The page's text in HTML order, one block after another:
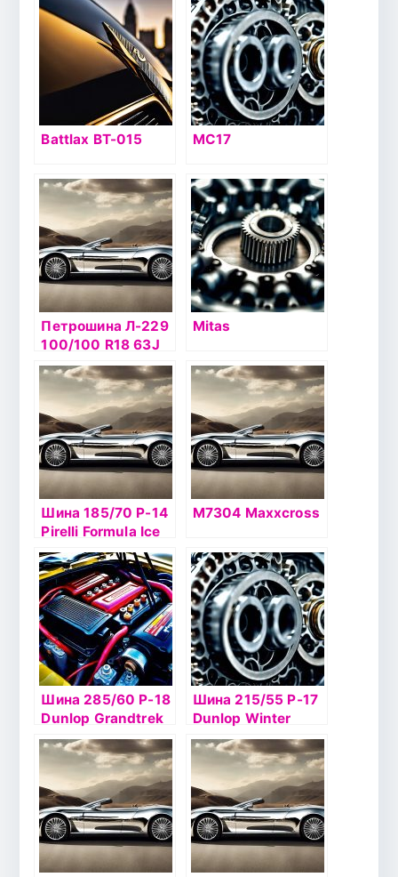
Battlax BT-015 MC17
Петрошина Л-229
100/100 R18 63J
Mitas
Шина 185/70 Р-14
Pirelli Formula Ice
88T б/к шип
M7304 Maxxcross
Шина 285/60 Р-18
Dunlop Grandtrek
Ice02 116T шип
Шина 215/55 Р-17
Dunlop Winter
Ice02 98Tб/к шип